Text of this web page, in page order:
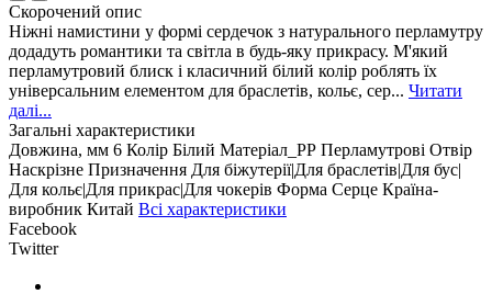
Скорочений опис
Ніжні намистини у формі сердечок з натурального перламутру
додадуть романтики та світла в будь-яку прикрасу. М'який
перламутровий блиск і класичний білий колір роблять їх
універсальним елементом для браслетів, кольє, сер... Читати
далі...
Загальні характеристики
Довжина, мм 6 Колір Білий Матеріал_РР Перламутрові Отвір
Наскрізне Призначення Для біжутерії|Для браслетів|Для бус|
Для кольє|Для прикрас|Для чокерів Форма Серце Країна-
виробник Китай Всі характеристики
Facebook
Twitter